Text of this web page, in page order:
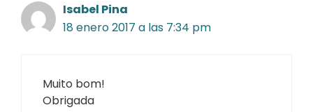
Isabel Pina
18 enero 2017 a las 7:34 pm
Muito bom!
Obrigada